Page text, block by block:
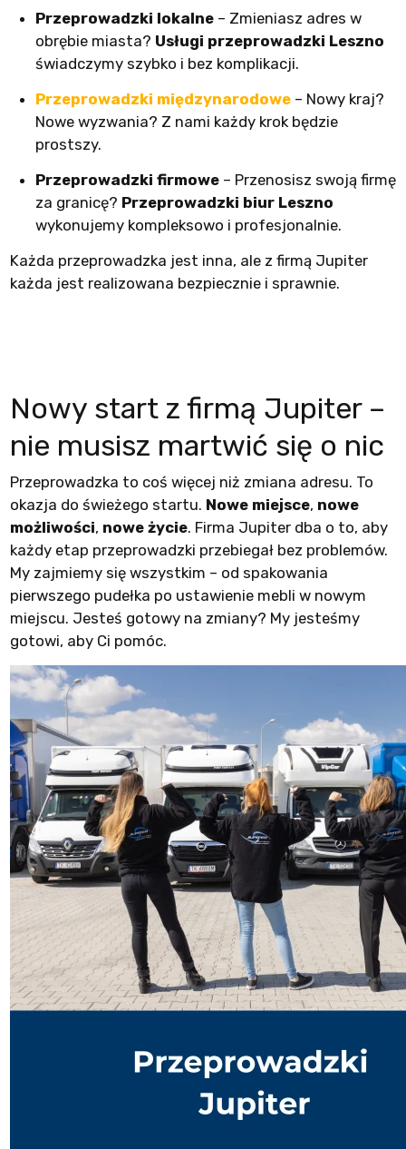
Przeprowadzki lokalne– Zmieniasz adres w
obrębie miasta? Usługi przeprowadzki Leszno
świadczymy szybko i bez komplikacji.
Przeprowadzki międzynarodowe – Nowy kraj?
Nowe wyzwania? Z nami każdy krok będzie
prostszy.
Przeprowadzki firmowe– Przenosisz swoją firmę
za granicę? Przeprowadzki biur Leszno
wykonujemy kompleksowo i profesjonalnie.
Każda przeprowadzka jest inna, ale z firmą Jupiter
każda jest realizowana bezpiecznie i sprawnie.
Nowy start z firmą Jupiter –
nie musisz martwić się o nic
Przeprowadzka to coś więcej niż zmiana adresu. To
okazja do świeżego startu. Nowe miejsce, nowe
możliwości, nowe życie. Firma Jupiter dba o to, aby
każdy etap przeprowadzki przebiegał bez problemów.
My zajmiemy się wszystkim – od spakowania
pierwszego pudełka po ustawienie mebli w nowym
miejscu. Jesteś gotowy na zmiany? My jesteśmy
gotowi, aby Ci pomóc.